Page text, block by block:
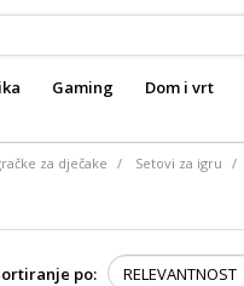
Gaming Dom i vrt
za dječake Setovi za igru
po: